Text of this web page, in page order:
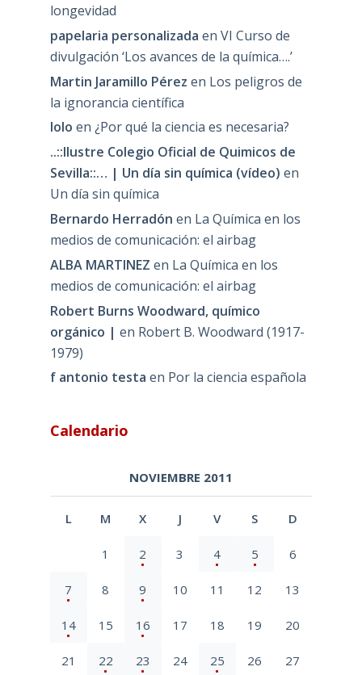
longevidad
papelaria personalizada en VI Curso de
divulgación ‘Los avances de la química….’
Martin Jaramillo Pérez en Los peligros de
la ignorancia científica
lolo en ¿Por qué la ciencia es necesaria?
..::Ilustre Colegio Oficial de Quimicos de
Sevilla::… | Un día sin química (vídeo) en
Un día sin química
Bernardo Herradón en La Química en los
medios de comunicación: el airbag
ALBA MARTINEZ en La Química en los
medios de comunicación: el airbag
Robert Burns Woodward, químico
orgánico | en Robert B. Woodward (1917-
1979)
f antonio testa en Por la ciencia española
Calendario
NOVIEMBRE 2011
L M X J V S D
1 2 3 4 5 6
7 8 9 10 11 12 13
14 15 16 17 18 19 20
21 22 23 24 25 26 27